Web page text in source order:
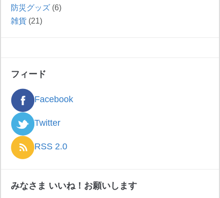
防災グッズ (6)
雑貨 (21)
フィード
Facebook
Twitter
RSS 2.0
みなさま いいね！お願いします